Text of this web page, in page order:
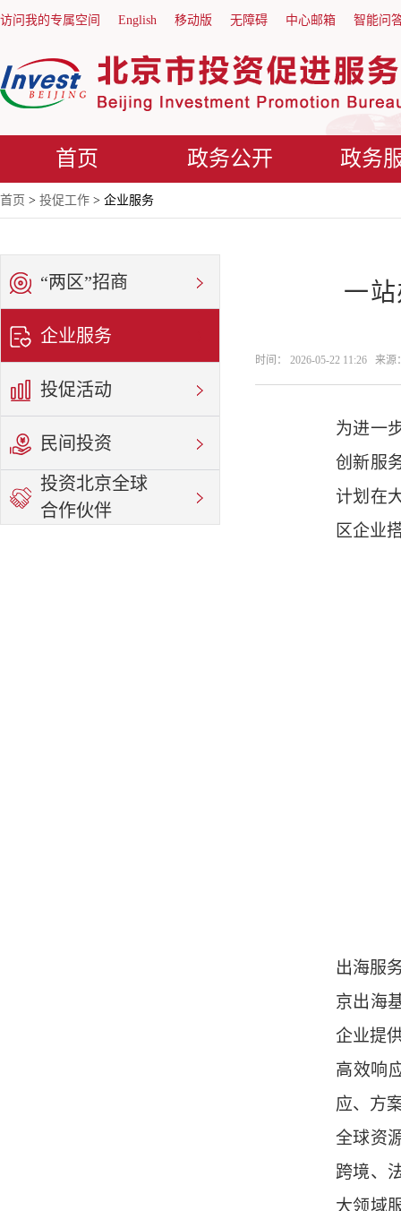
访问我的专属空间 English 移动版 无障碍 中心邮箱 智能问
首页 政务公开 政务
首页 > 投促工作 > 企业服务
“两区”招商
企业服务
投促活动
民间投资
投资北京全球
合作伙伴
一
时间： 2026-05-22 11:26 来源
为进一
创新服
计划在
区企业
出海服
京出海
企业提
高效响
应、方
全球资
跨境、
大领域